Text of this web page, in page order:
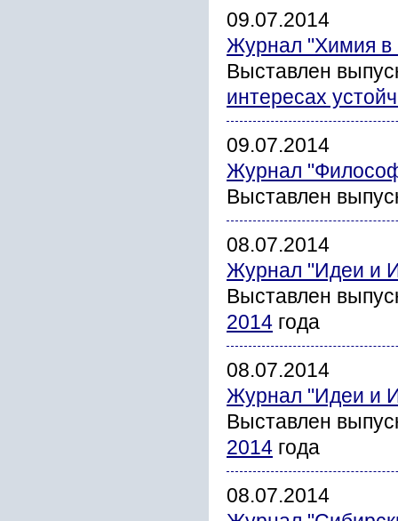
09.07.2014
Журнал "Химия в
Выставлен
интересах
09.07.2014
Журнал
Выставлен
08.07.2014
Журнал "Идеи и
Выставлен
2014 года
08.07.2014
Журнал "Идеи и
Выставлен
2014 года
08.07.2014